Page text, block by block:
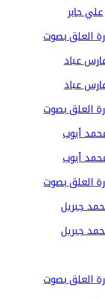
علي جابر
عباد
أيوب
جبريل